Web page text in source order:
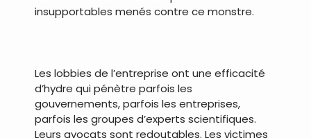
insupportables menés contre ce monstre.
Les lobbies de l’entreprise ont une efficacité
d’hydre qui pénètre parfois les
gouvernements, parfois les entreprises,
parfois les groupes d’experts scientifiques.
Leurs avocats sont redoutables. Les victimes